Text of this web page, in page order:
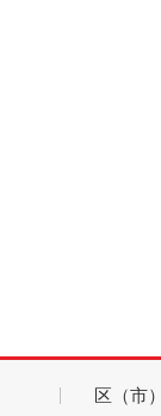
区（市